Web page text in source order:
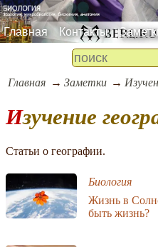
Главная Контакты
Главная Заметки
Изучение
Статьи о географии.
Биология
Жизнь в
быть жизнь?